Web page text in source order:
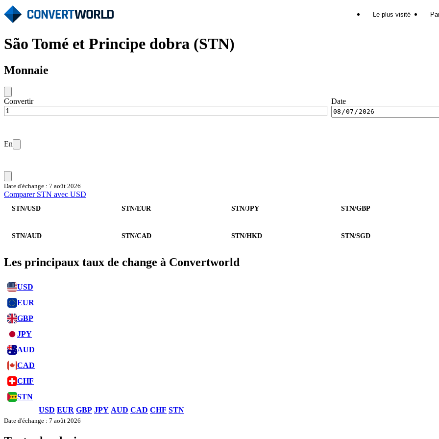
Le plus visité
São Tomé et Principe dobra (STN)
Monnaie
Convertir Date
En
Date d'échange : 7 août 2026
Comparer STN avec USD
STN/USD STN/EUR STN/JPY STN/GBP
STN/AUD STN/CAD STN/HKD STN/SGD
Les principaux taux de change à Convertworld
USD
EUR
GBP
JPY
AUD
CAD
CHF
STN
USD EUR GBP JPY AUD CAD CHF STN
Date d'échange : 7 août 2026